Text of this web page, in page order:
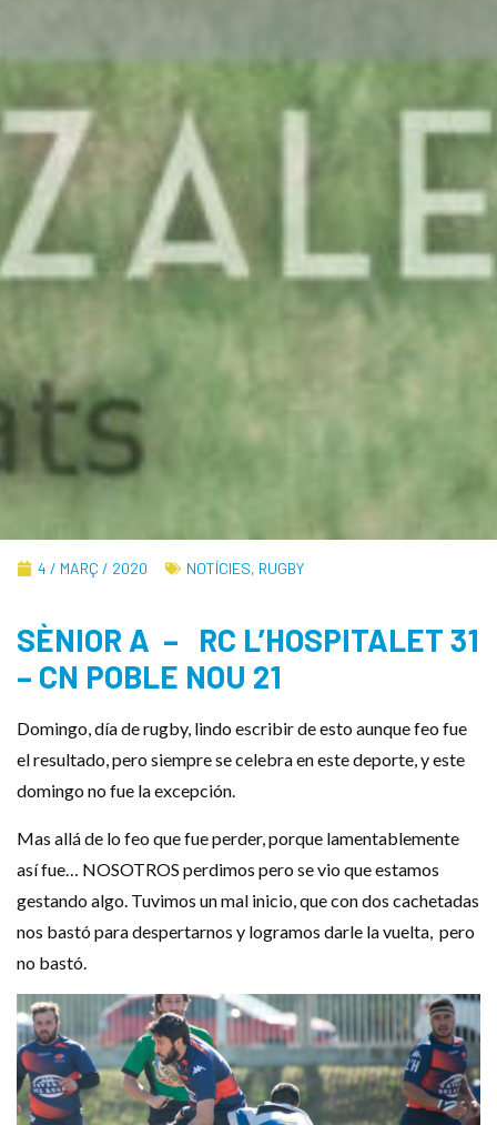
4 / MARÇ / 2020 NOTÍCIES, RUGBY
SÈNIOR A – RC L’HOSPITALET 31
– CN POBLE NOU 21
Domingo, día de rugby, lindo escribir de esto aunque feo fue
el resultado, pero siempre se celebra en este deporte, y este
domingo no fue la excepción.
Mas allá de lo feo que fue perder, porque lamentablemente
así fue… NOSOTROS perdimos pero se vio que estamos
gestando algo. Tuvimos un mal inicio, que con dos cachetadas
nos bastó para despertarnos y logramos darle la vuelta, pero
no bastó.